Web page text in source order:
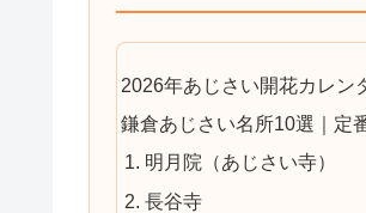
2026年あじさい開花カレン
鎌倉あじさい名所10選｜定
1. 明月院（あじさい寺）
2. 長谷寺